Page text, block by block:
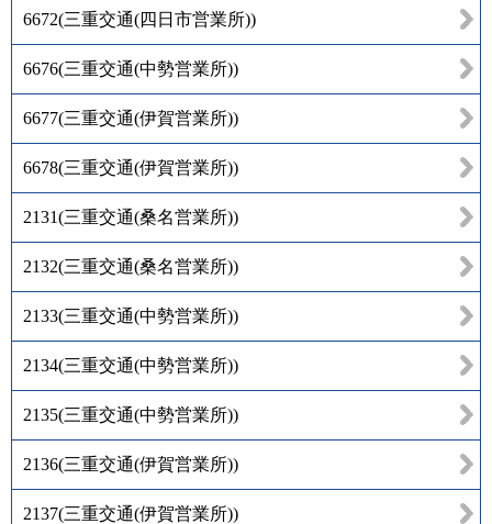
6672(三重交通(四日市営業所))
6676(三重交通(中勢営業所))
6677(三重交通(伊賀営業所))
6678(三重交通(伊賀営業所))
2131(三重交通(桑名営業所))
2132(三重交通(桑名営業所))
2133(三重交通(中勢営業所))
2134(三重交通(中勢営業所))
2135(三重交通(中勢営業所))
2136(三重交通(伊賀営業所))
2137(三重交通(伊賀営業所))